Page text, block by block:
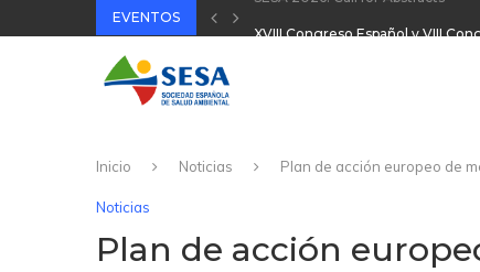
EVENTOS
Inicio Noticias Plan de acción europeo de
Noticias
Plan de acción